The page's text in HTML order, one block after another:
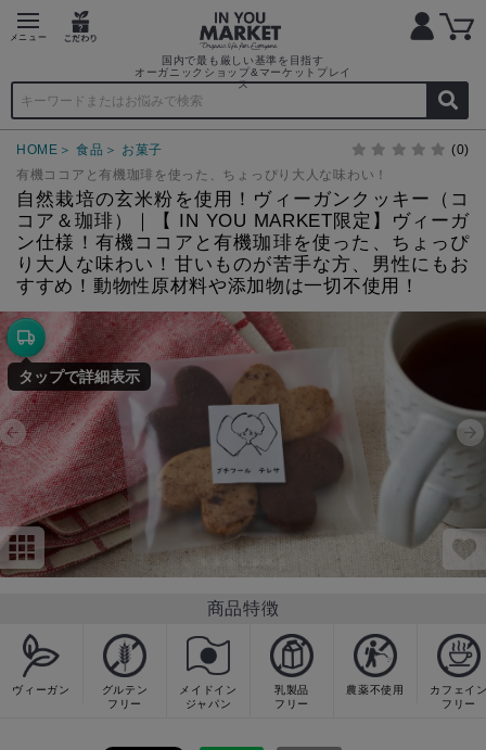
国内で最も厳しい基準を目指す
オーガニックショップ&マーケットプレイ
ス
HOME 食品 お菓子
(0)
有機ココアと有機珈琲を使った、ちょっぴり大人な味わい！
自然栽培の玄米粉を使用！ヴィーガンクッキー（コ
コア＆珈琲）｜【 IN YOU MARKET限定】ヴィーガ
ン仕様！有機ココアと有機珈琲を使った、ちょっぴ
り大人な味わい！甘いものが苦手な方、男性にもお
すすめ！動物性原材料や添加物は一切不使用！
タップで詳細表示
商品特徴
ヴィーガン
グルテン
フリー
メイドイン
ジャパン
乳製品
フリー
農薬不使用
カフェイ
フリー